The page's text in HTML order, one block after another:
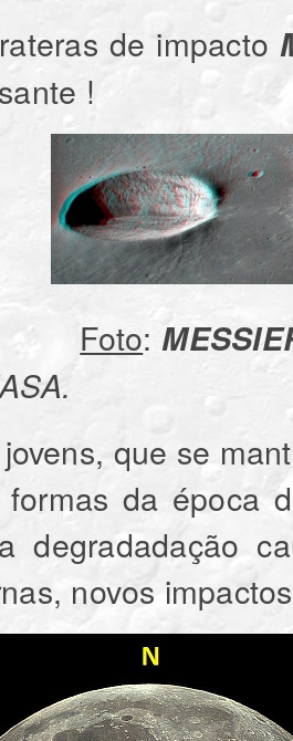
de impacto
!
Foto:
que se
da época
degradadação
novos